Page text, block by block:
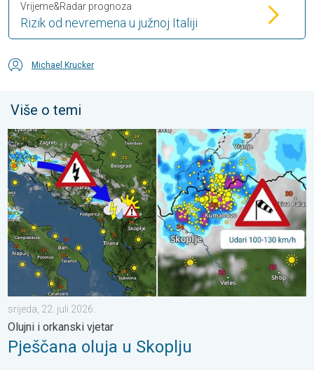
Rizik od nevremena u južnoj Italiji
Vrijeme&Radar prognoza
Michael Krucker
Više o temi
Pješčana oluja u Skoplju. Olujni i orkanski vjetar. . . srijeda, 22.
srijeda, 22. juli 2026.
Olujni i orkanski vjetar
Pješčana oluja u Skoplju